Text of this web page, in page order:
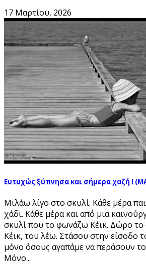
17 Μαρτίου, 2026
Ευτυχώς ξύπνησα και σήμερα χαζή !
Μιλάω λίγο στο σκυλί. Κάθε μέρα
χάδι. Κάθε μέρα και από μια
σκυλί που το φωνάζω Κέικ. Δώρο το
Κέικ, του λέω. Στάσου στην είσοδο
μόνο όσους αγαπάμε να περάσουν
Μόνο...